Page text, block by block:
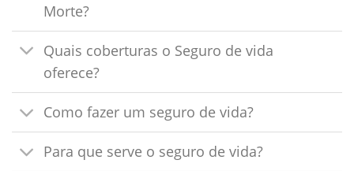
Morte?
Quais coberturas o Seguro de vida
oferece?
Como fazer um seguro de vida?
Para que serve o seguro de vida?